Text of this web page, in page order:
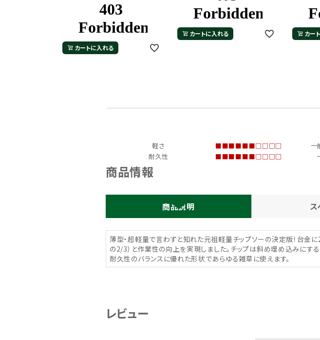
カートに入れる
カートに入れる カー
軽さ
■■■■■■□□□□
耐久性
■■■■■■□□□□
一
商品情報
商品説明 ス
薄型・超軽量で言わずと知れた元祖軽量チップソーの決定版！台金に
の2/3）と作業性の向上を実現しました。チップは斜め埋め込みに
耐久性のバランスに優れた形状であらゆる雑草に使えます。
レビュー